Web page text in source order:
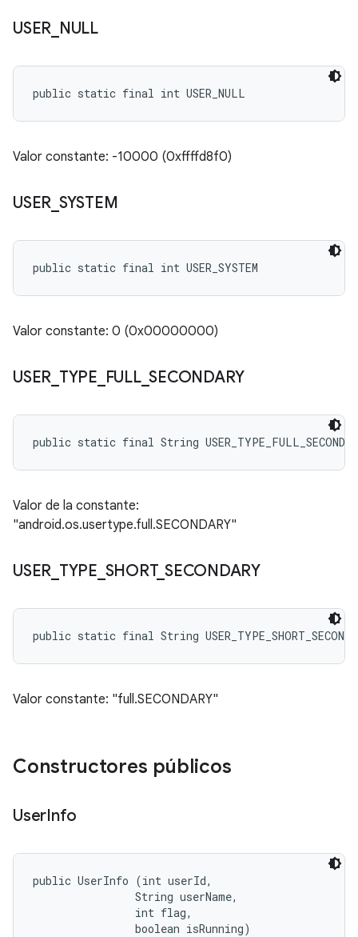
USER NULL
public static final int USER_NULL
Valor constante: -10000 (0xffffd8f0)
USER SYSTEM
public static final int USER_SYSTEM
Valor constante: 0 (0x00000000)
USER TYPE FULL_SECONDARY
public static final String
Valor de la constante:
"android.os.usertype.full.SECONDARY"
USER TYPE SHORT_ SECONDARY
public static final String
Valor constante: "full.SECONDARY"
Constructores públicos
UserInfo
public UserInfo (int userId,
                String userName,
                int flag,
                boolean isRunning)